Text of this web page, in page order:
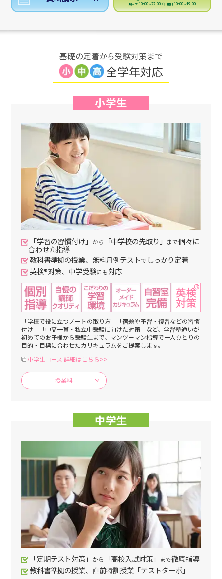
月～土 10:00～22:00 / 日曜日 10:00～19:00
基礎の定着から受験対策まで
全学年対応
小学生
「学習の習慣付け」 から 「中学校の先取り」 まで個々に
合わせた指導
教科書準拠の授業、無料月例テストで しっかり定着
英検®対策、中学受験にも対応
「学校で役に立つノートの取り方」「宿題や予習・復習などの習慣
付け」「中高一貫・私立中受験に向けた対策」など、学習塾通いが
初めてのお子様から受験生まで、マンツーマン指導で一人ひとりの
目的・目標に合わせたカリキュラムをご提案します。
小学生コース 詳細はこちら>>
授業料
中学生
「定期テスト対策」 から 「高校入試対策」 まで徹底指導
教科書準拠の授業、直前特訓授業「テストターボ」